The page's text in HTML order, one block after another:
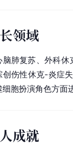
领域
脑肺复苏、外科
创伤性休克-炎症
细胞扮演角色方面
成就